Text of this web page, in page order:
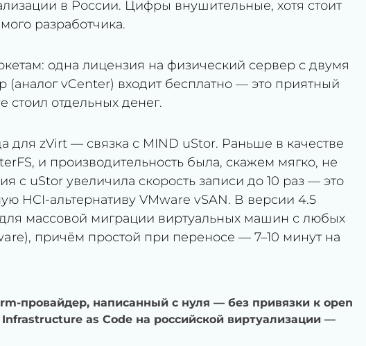
в России. Цифры внушительные, хотя стоит
разработчика.
одна лицензия на физический сервер с двумя
(аналог vCenter) входит бесплатно — это приятный
стоил отдельных денег.
для zVirt — связка с MIND uStor. Раньше в качестве
и производительность была, скажем мягко, не
с uStor увеличила скорость записи до 10 раз — это
HCI-альтернативу VMware vSAN. В версии 4.5
массовой миграции виртуальных машин с любых
причём простой при переносе — 7–10 минут на
провайдер, написанный с нуля — без привязки к open
as Code на российской виртуализации —